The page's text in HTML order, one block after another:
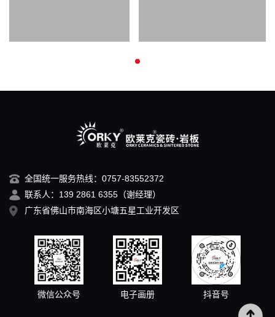
全国统一服务热线：0757-83552372
联系人：139 2861 6355（谢经理）
广东省佛山市南海区小塘五星工业开发区
微信公众号 电子画册 抖音号